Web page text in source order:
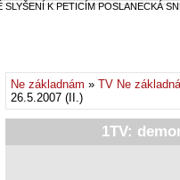
SLYŠENÍ K PETICÍM POSLANECKÁ
Ne základnám » TV Ne
26.5.2007 (II.)
1TV: